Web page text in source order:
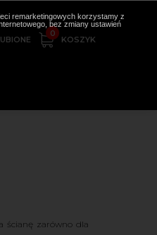
0
KOSZYK
ścianę zarówno dla
remarketingowych korzystamy z
bez zmiany ustawień